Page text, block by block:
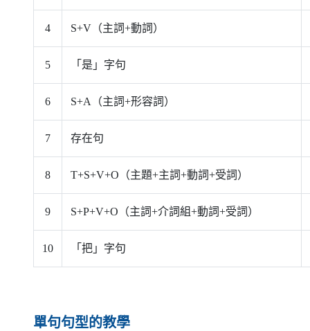
4 S+V （主詞+動詞）
5 「是」字句
6 S+A （主詞+形容詞）
7 存在句
8 T+S+V+O （主題+主詞+動詞+受詞）
9 S+P+V+O （主詞+介詞組+動詞+受詞）
10 「把」字句
單句句型的教學